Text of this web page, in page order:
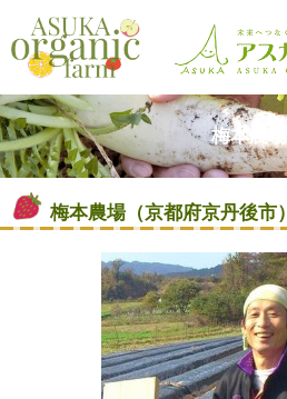
梅本農場
梅本農場（京都府京丹後市）